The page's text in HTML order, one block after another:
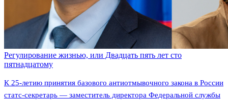
Регулирование жизнью, или Двадцать пять лет сто
пятнадцатому
К 25-летию принятия базового антиотмывочного закона в России
статс-секретарь — заместитель директора Федеральной службы